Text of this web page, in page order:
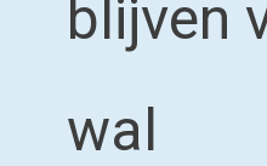
blijven
wal